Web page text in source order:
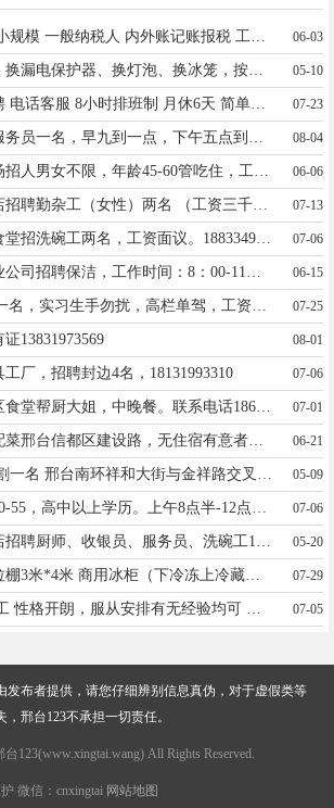
06-03
水电工维修，换漏电保护器、换灯泡、换冰笼，按坐便等。 联糸电话15094453544 05-10
世贸天街招聘 电话客服 8小时排班制 月休6天 简单轻松 小白可入 加微信备注面试 客服➕ 17731810052 07-23
08-04
06-06
钢铁北路饭店招聘勤杂工（女性）两名 （工资三千二到三千五）18631947765 07-13
矿务局医院食堂招洗碗工两名，工资面议。18833491588王厨。 07-06
06-15
07-25
13831973569 08-01
厂，招聘封边4名，18131993310 07-06
招聘桥西社区食堂帮厨大姐，中晚餐。联系电话18631996882 07-01
诚聘厨师，配菜邢台信都区建设路，无住宿有意者联系19131912683 06-21
05-09
07-06
05-20
出售门市推拉棚3米*4米 商用冰柜（下冷冻上冷藏）智能收银机 电子秤 个人仅用2个月 联系电话：15731908215 07-29
07-05
发布者提供，请您仔细辨别信息真伪，对于虚假类等
邢台123不承担一切责任。
123(www.xingtai.wang) All Rights Reserved.
微信：cnxingtai 网站地图